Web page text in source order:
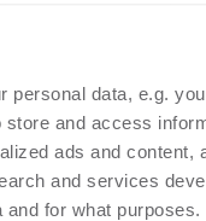
personal data, e.g.
and access
ads and content,
and services
for what
Ihren
...